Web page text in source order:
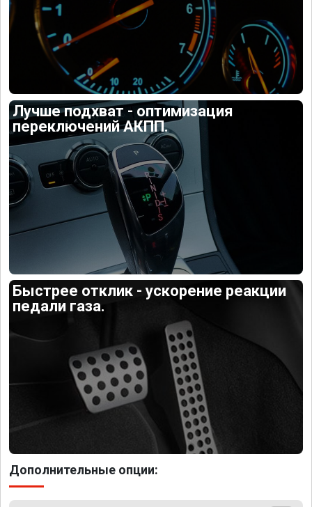
Лучше подхват - оптимизация
переключений АКПП.
Быстрее отклик - ускорение реакции
педали газа.
Дополнительные опции: